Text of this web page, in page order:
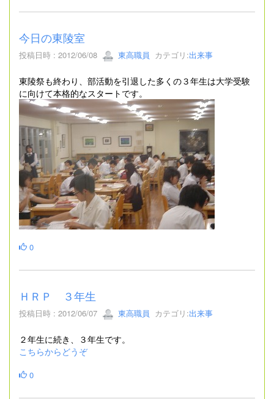
今日の東陵室
投稿日時 : 2012/06/08 東高職員 カテゴリ:出来事
東陵祭も終わり、部活動を引退した多くの３年生は大学受験
に向けて本格的なスタートです。
0
ＨＲＰ ３年生
投稿日時 : 2012/06/07 東高職員 カテゴリ:出来事
２年生に続き、３年生です。
こちらからどうぞ
0